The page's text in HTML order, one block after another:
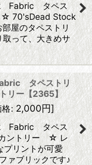
Fabric タペス
70'sDead Stock
屋のタペストリ
って、大きめサ
タペストリ
リー【2365】
格: 2,000円]
Fabric タペス
ントリー ☆ レ
プリントが可愛
ァブリックです♪